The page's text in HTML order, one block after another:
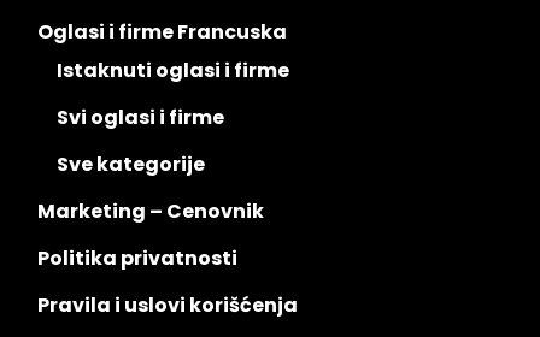
Oglasi i firme Francuska
Istaknuti oglasi i firme
Svi oglasi i firme
Sve kategorije
Marketing – Cenovnik
Politika privatnosti
Pravila i uslovi korišćenja